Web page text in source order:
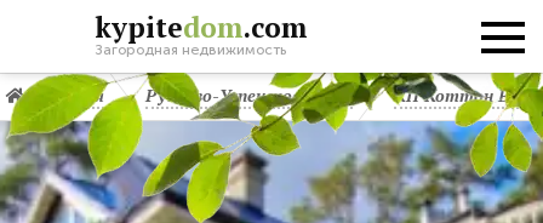
kypitedom.com
Загородная недвижимость
Главная Рублево-Успенское шоссе КП Коттон Вэй